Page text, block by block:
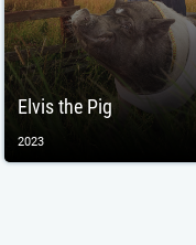
Elvis the Pig
2023